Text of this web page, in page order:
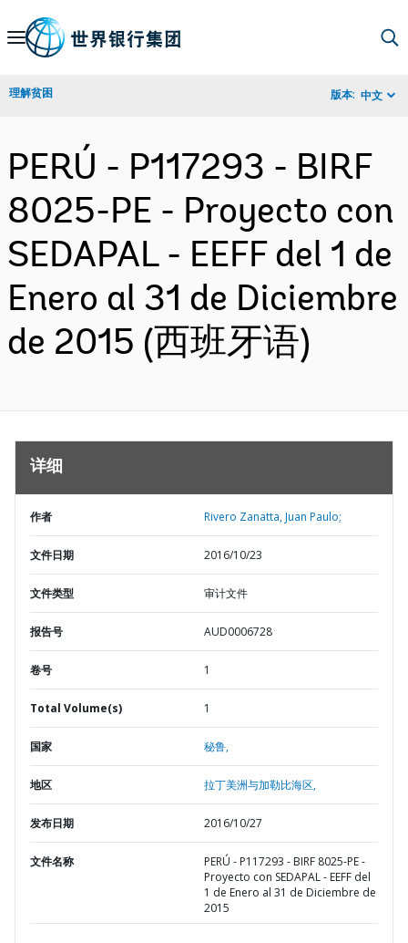
Skip
Navigation
理解贫困 版本: 中文
PERÚ - P117293 - BIRF
8025-PE - Proyecto con
SEDAPAL - EEFF del 1 de
Enero al 31 de Diciembre
de 2015 (西班牙语)
详细
作者 Rivero Zanatta, Juan Paulo;
文件日期 2016/10/23
文件类型 审计文件
报告号 AUD0006728
卷号 1
Total Volume(s) 1
国家 秘鲁,
地区 拉丁美洲与加勒比海区,
发布日期 2016/10/27
文件名称
PERÚ - P117293 - BIRF 8025-PE -
Proyecto con SEDAPAL - EEFF del
1 de Enero al 31 de Diciembre de
2015